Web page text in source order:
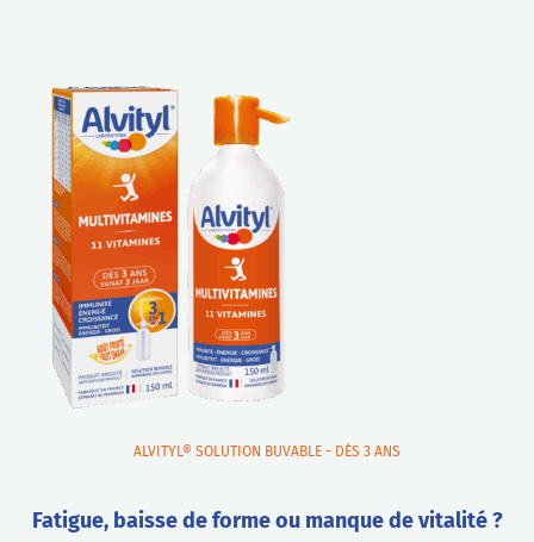
ALVITYL® SOLUTION BUVABLE - DÈS 3 ANS
Fatigue, baisse de forme ou manque de vitalité ?